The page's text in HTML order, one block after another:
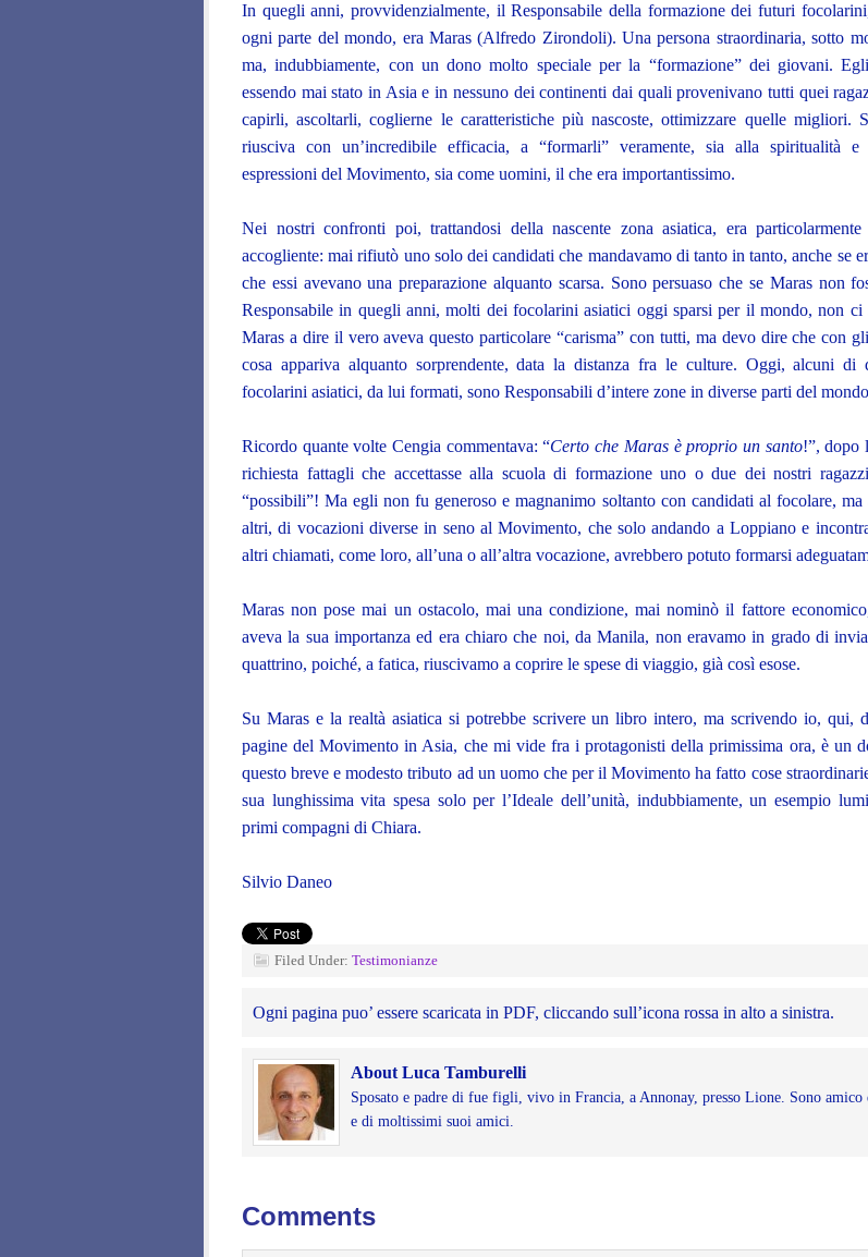
In quegli anni, provvidenzialmente, il Responsabile della formazione dei futuri
ogni parte del mondo, era Maras (Alfredo Zirondoli). Una persona straordinaria, sotto
ma, indubbiamente, con un dono molto speciale per la “formazione” dei giovani.
essendo mai stato in Asia e in nessuno dei continenti dai quali provenivano tutti quei
capirli, ascoltarli, coglierne le caratteristiche più nascoste, ottimizzare quelle migliori.
riusciva con un’incredibile efficacia, a “formarli” veramente, sia alla spiritualità
espressioni del Movimento, sia come uomini, il che era importantissimo.
Nei nostri confronti poi, trattandosi della nascente zona asiatica, era particolarmente
accogliente: mai rifiutò uno solo dei candidati che mandavamo di tanto in tanto, anche se
che essi avevano una preparazione alquanto scarsa. Sono persuaso che se Maras non
Responsabile in quegli anni, molti dei focolarini asiatici oggi sparsi per il mondo, non ci
Maras a dire il vero aveva questo particolare “carisma” con tutti, ma devo dire che con
cosa appariva alquanto sorprendente, data la distanza fra le culture. Oggi, alcuni di
focolarini asiatici, da lui formati, sono Responsabili d’intere zone in diverse parti del
Ricordo quante volte Cengia commentava: “Certo che Maras è proprio un santo!”, dopo
richiesta fattagli che accettasse alla scuola di formazione uno o due dei nostri
“possibili”! Ma egli non fu generoso e magnanimo soltanto con candidati al focolare, ma
altri, di vocazioni diverse in seno al Movimento, che solo andando a Loppiano e
altri chiamati, come loro, all’una o all’altra vocazione, avrebbero potuto formarsi
Maras non pose mai un ostacolo, mai una condizione, mai nominò il fattore
aveva la sua importanza ed era chiaro che noi, da Manila, non eravamo in grado di
quattrino, poiché, a fatica, riuscivamo a coprire le spese di viaggio, già così esose.
Su Maras e la realtà asiatica si potrebbe scrivere un libro intero, ma scrivendo io, qui,
pagine del Movimento in Asia, che mi vide fra i protagonisti della primissima ora, è un
questo breve e modesto tributo ad un uomo che per il Movimento ha fatto cose
sua lunghissima vita spesa solo per l’Ideale dell’unità, indubbiamente, un esempio
primi compagni di Chiara.
Silvio Daneo
Filed Under: Testimonianze
Ogni pagina puo’ essere scaricata in PDF, cliccando sull’icona rossa in alto a sinistra.
About Luca Tamburelli
Sposato e padre di fue figli, vivo in Francia, a Annonay, presso Lione. Sono amico
e di moltissimi suoi amici.
Comments